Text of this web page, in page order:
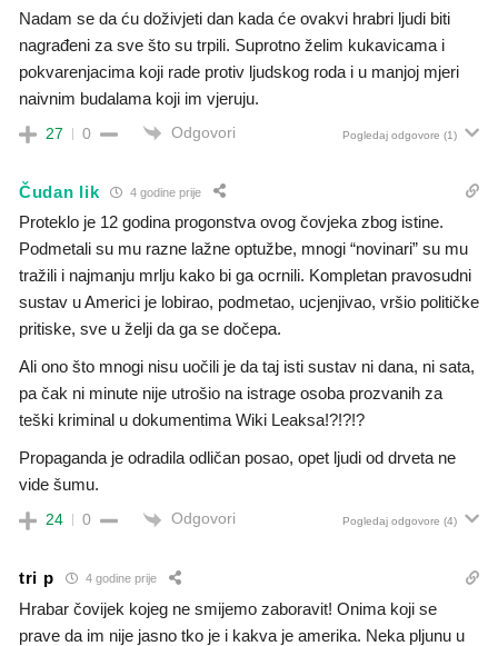
Nadam se da ću doživjeti dan kada će ovakvi hrabri ljudi biti
nagrađeni za sve što su trpili. Suprotno želim kukavicama i
pokvarenjacima koji rade protiv ljudskog roda i u manjoj mjeri
naivnim budalama koji im vjeruju.
27 0 Odgovori Pogledaj odgovore (1)
Čudan lik 4 godine prije
Proteklo je 12 godina progonstva ovog čovjeka zbog istine.
Podmetali su mu razne lažne optužbe, mnogi “novinari” su mu
tražili i najmanju mrlju kako bi ga ocrnili. Kompletan pravosudni
sustav u Americi je lobirao, podmetao, ucjenjivao, vršio političke
pritiske, sve u želji da ga se dočepa.
Ali ono što mnogi nisu uočili je da taj isti sustav ni dana, ni sata,
pa čak ni minute nije utrošio na istrage osoba prozvanih za
teški kriminal u dokumentima Wiki Leaksa!?!?!?
Propaganda je odradila odličan posao, opet ljudi od drveta ne
vide šumu.
24 0 Odgovori Pogledaj odgovore (4)
tri p 4 godine prije
Hrabar čovijek kojeg ne smijemo zaboravit! Onima koji se
prave da im nije jasno tko je i kakva je amerika. Neka pljunu u